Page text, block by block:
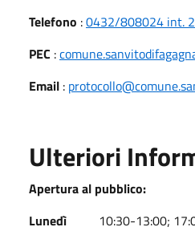
Telefono :0432/808024 int. 2
PEC :
Email :
Ulteriori
Apertura al pubblico:
Lunedì
10:30-13:00;